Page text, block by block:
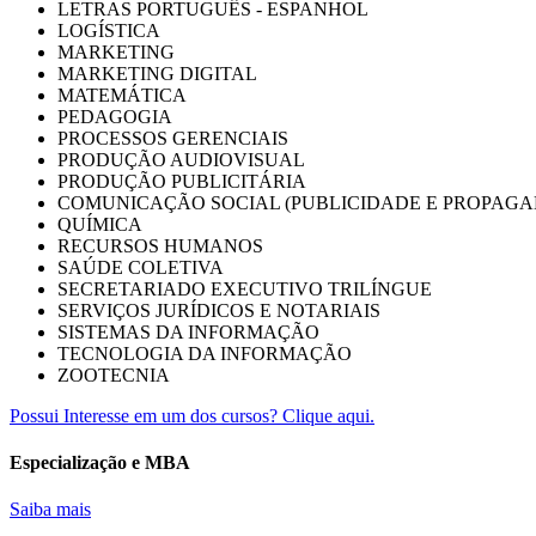
LETRAS PORTUGUÊS - ESPANHOL
LOGÍSTICA
MARKETING
MARKETING DIGITAL
MATEMÁTICA
PEDAGOGIA
PROCESSOS GERENCIAIS
PRODUÇÃO AUDIOVISUAL
PRODUÇÃO PUBLICITÁRIA
COMUNICAÇÃO SOCIAL (PUBLICIDADE E
QUÍMICA
RECURSOS HUMANOS
SAÚDE COLETIVA
SECRETARIADO EXECUTIVO TRILÍNGUE
SERVIÇOS JURÍDICOS E NOTARIAIS
SISTEMAS DA INFORMAÇÃO
TECNOLOGIA DA INFORMAÇÃO
ZOOTECNIA
Possui Interesse em um dos cursos? Clique aqui.
Especialização e MBA
Saiba mais